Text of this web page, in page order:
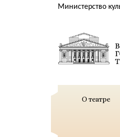
Министерство
О театре